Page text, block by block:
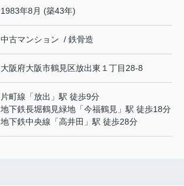
1983年8月 (築43年)
中古マンション / 鉄骨造
大阪府大阪市鶴見区放出東 １丁目28-8
片町線 「放出 」駅 徒歩9分
地下鉄長堀鶴見緑地 「今福鶴見 」駅 徒歩18分
地下鉄中央線 「高井田 」駅 徒歩28分